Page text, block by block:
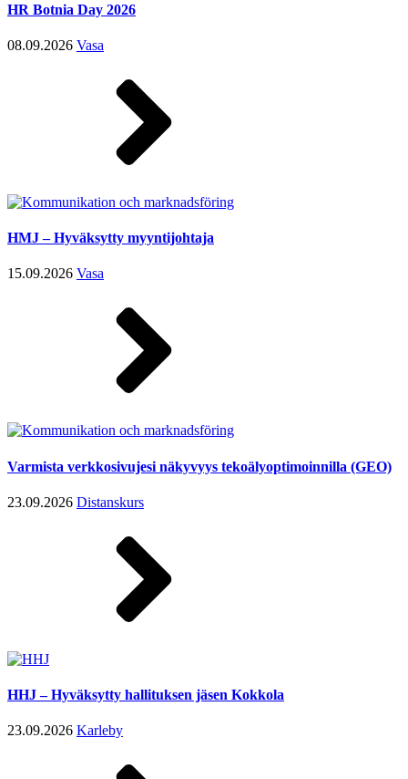
HR Botnia Day 2026
08.09.2026 Vasa
HMJ – Hyväksytty myyntijohtaja
15.09.2026 Vasa
Varmista verkkosivujesi näkyvyys tekoälyoptimoinnilla (GEO)
23.09.2026 Distanskurs
HHJ – Hyväksytty hallituksen jäsen Kokkola
23.09.2026 Karleby